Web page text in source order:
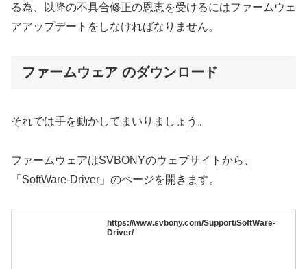
る為、以降の不具合修正の恩恵を受けるにはファームウェ
アアップデートをしなければなりません。
ファームウェア のダウンロード
それでは手を動かしてまいりましょう。
ファームウェアはSVBONYのウェブサイトから、
「SoftWare-Driver」のページを開きます。
https://www.svbony.com/Support/SoftWare-
Driver/